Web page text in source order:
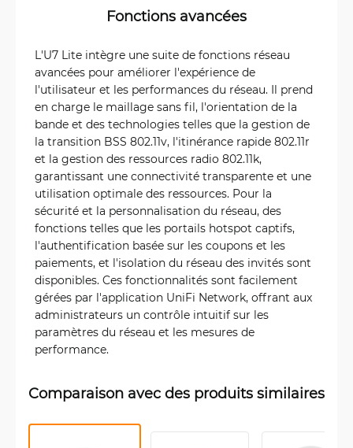
Fonctions avancées
L'U7 Lite intègre une suite de fonctions réseau
avancées pour améliorer l'expérience de
l'utilisateur et les performances du réseau. Il prend
en charge le maillage sans fil, l'orientation de la
bande et des technologies telles que la gestion de
la transition BSS 802.11v, l'itinérance rapide 802.11r
et la gestion des ressources radio 802.11k,
garantissant une connectivité transparente et une
utilisation optimale des ressources. Pour la
sécurité et la personnalisation du réseau, des
fonctions telles que les portails hotspot captifs,
l'authentification basée sur les coupons et les
paiements, et l'isolation du réseau des invités sont
disponibles. Ces fonctionnalités sont facilement
gérées par l'application UniFi Network, offrant aux
administrateurs un contrôle intuitif sur les
paramètres du réseau et les mesures de
performance.
Comparaison avec des produits similaires